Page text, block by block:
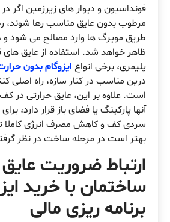
فونداسیون و دیوار های زیرزمین اگر
مرطوب بدون عایق مناسب رها شوند،
طریق مویرگ ها وارد مصالح می شود و
ظاهر خواهد شد. استفاده از عایق
پلیمری، برخی انواع ایزوگام بدون
درین مناسب در کنار سازه، راه اصلی
است. علاوه بر این، عایق حرارتی در
آنها پارکینگ یا فضای باز قرار دارد،
سردی کف و کاهش مصرف انرژی کاملا
بهتر است در مرحله ساخت در نظر
ارتباط ضروریت
ساختمان با خرید
برنامه ریزی مالی